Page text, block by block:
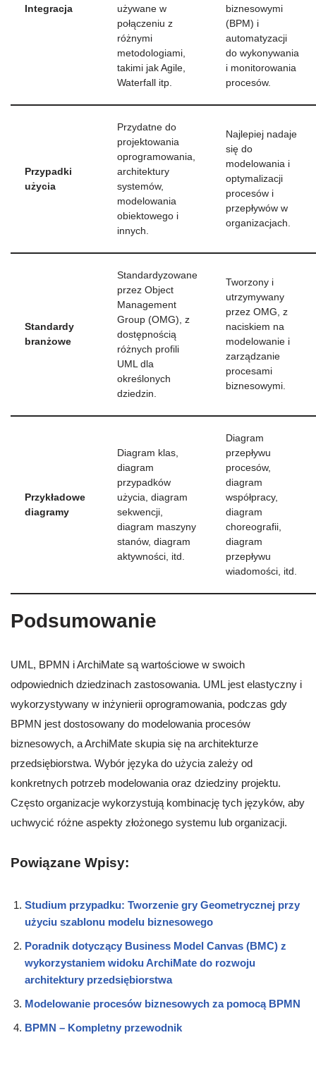
Integracja
używane w
połączeniu z
różnymi
metodologiami,
takimi jak Agile,
Waterfall itp.
biznesowymi
(BPM) i
automatyzacji
do wykonywania
i monitorowania
procesów.
Przypadki
użycia
Przydatne do
projektowania
oprogramowania,
architektury
systemów,
modelowania
obiektowego i
innych.
Najlepiej nadaje
się do
modelowania i
optymalizacji
procesów i
przepływów w
organizacjach.
Standardy
branżowe
Standardyzowane
przez Object
Management
Group (OMG), z
dostępnością
różnych profili
UML dla
określonych
dziedzin.
Tworzony i
utrzymywany
przez OMG, z
naciskiem na
modelowanie i
zarządzanie
procesami
biznesowymi.
Przykładowe
diagramy
Diagram klas,
diagram
przypadków
użycia, diagram
sekwencji,
diagram maszyny
stanów, diagram
aktywności, itd.
Diagram
przepływu
procesów,
diagram
współpracy,
diagram
choreografii,
diagram
przepływu
wiadomości, itd.
Podsumowanie
UML, BPMN i ArchiMate są wartościowe w swoich
odpowiednich dziedzinach zastosowania. UML jest elastyczny i
wykorzystywany w inżynierii oprogramowania, podczas gdy
BPMN jest dostosowany do modelowania procesów
biznesowych, a ArchiMate skupia się na architekturze
przedsiębiorstwa. Wybór języka do użycia zależy od
konkretnych potrzeb modelowania oraz dziedziny projektu.
Często organizacje wykorzystują kombinację tych języków, aby
uchwycić różne aspekty złożonego systemu lub organizacji.
Powiązane Wpisy:
Studium przypadku: Tworzenie gry Geometrycznej przy
użyciu szablonu modelu biznesowego
Poradnik dotyczący Business Model Canvas (BMC) z
wykorzystaniem widoku ArchiMate do rozwoju
architektury przedsiębiorstwa
Modelowanie procesów biznesowych za pomocą BPMN
BPMN – Kompletny przewodnik